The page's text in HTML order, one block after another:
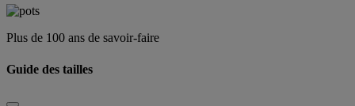
Plus de 100 ans de savoir-faire
Guide des tailles